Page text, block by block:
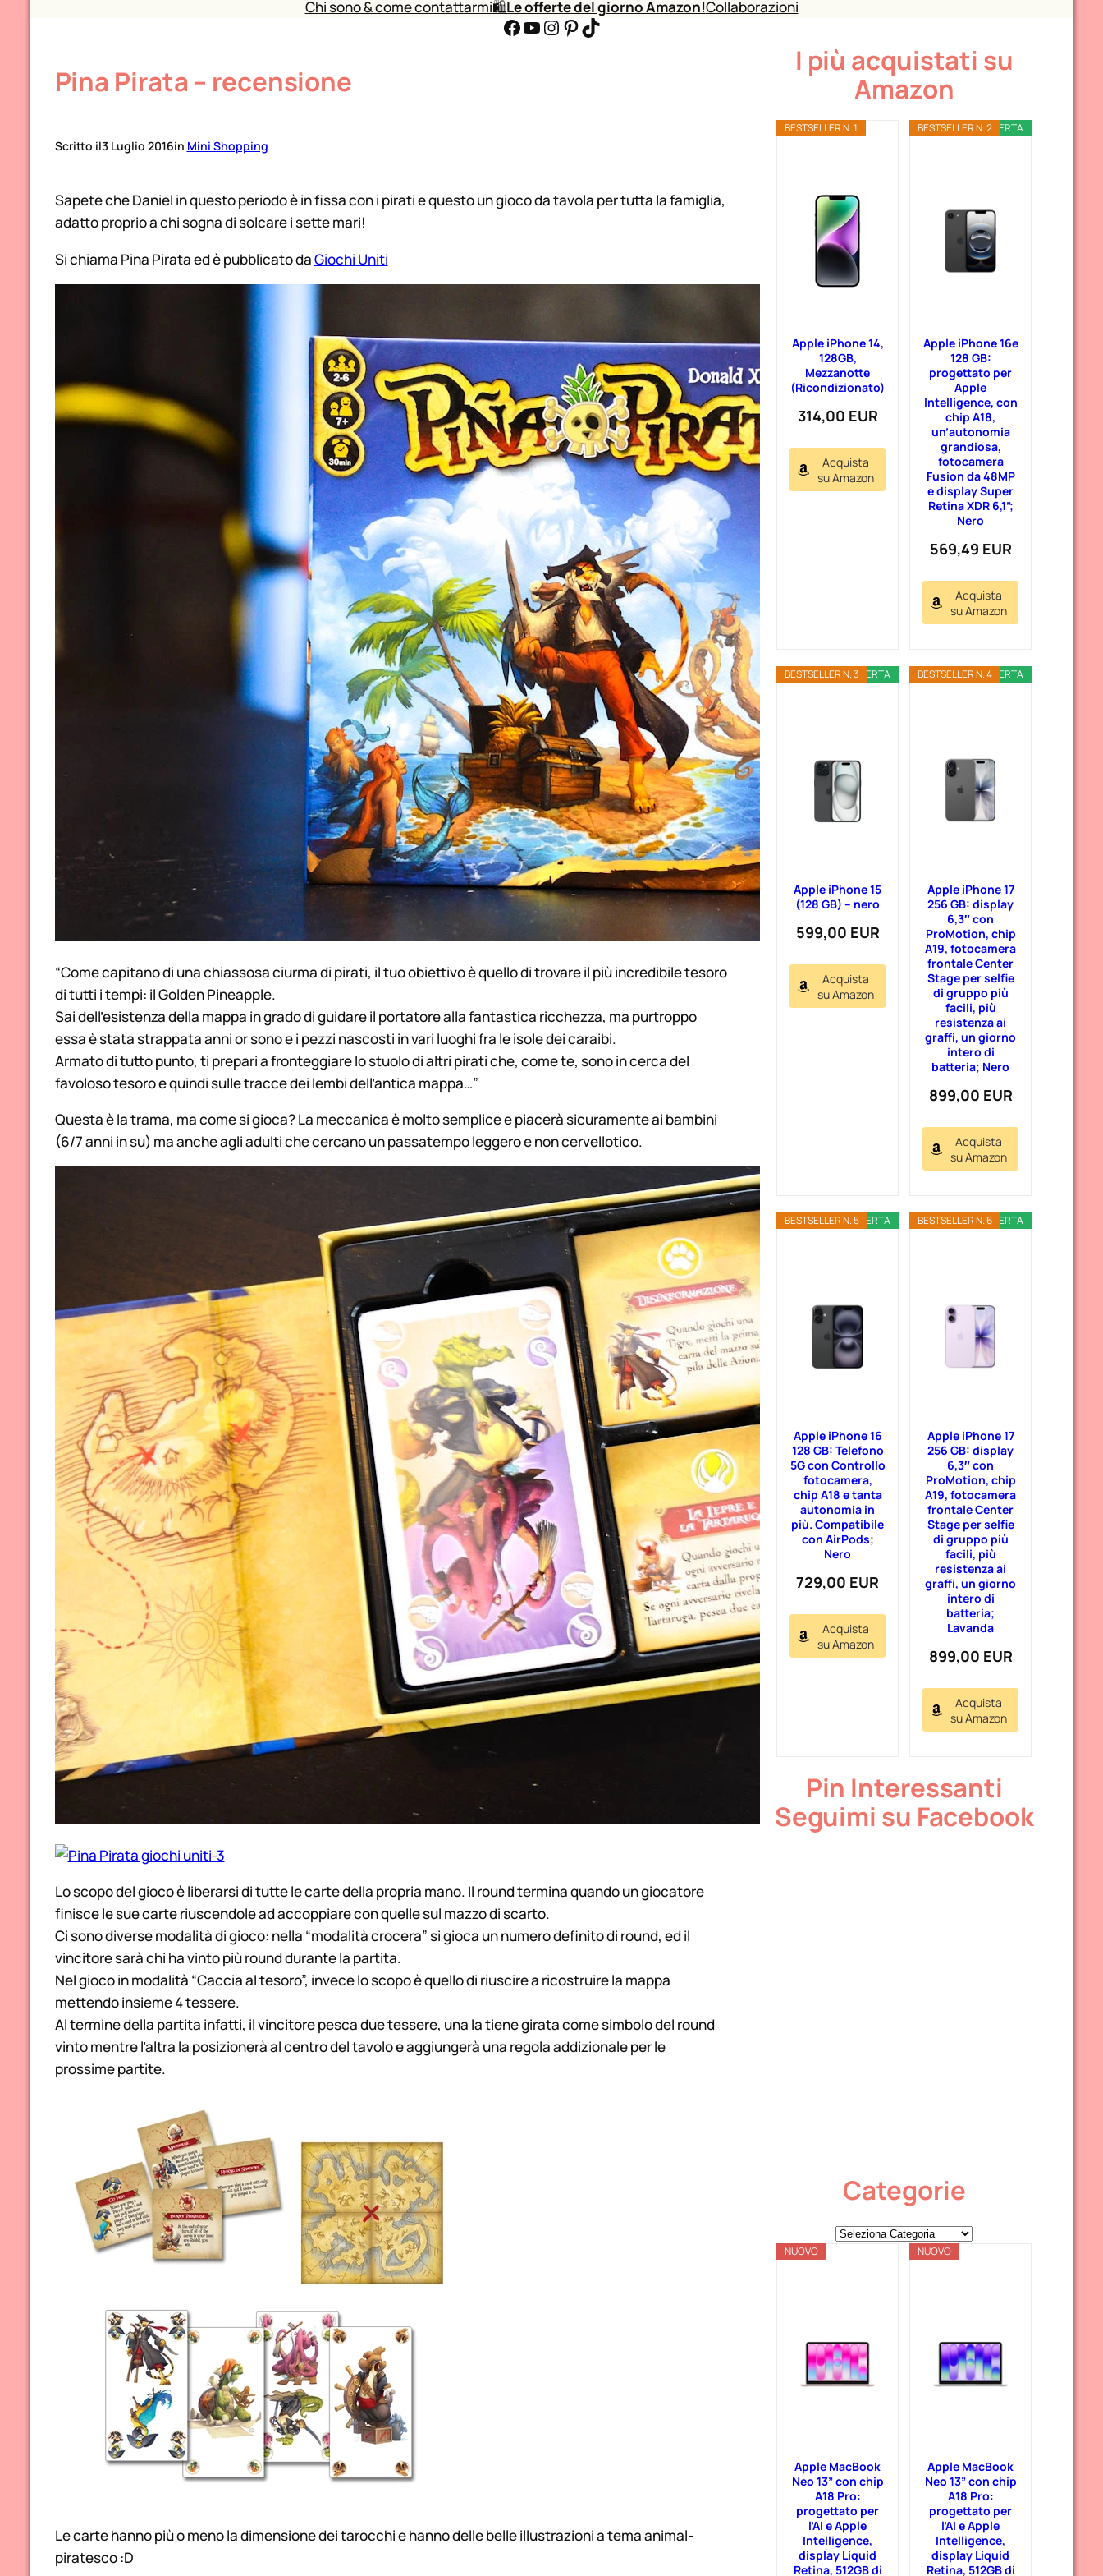
Chi sono & come contattarmi🛍️Le offerte del giorno Amazon!Collaborazioni
Facebook YouTube Instagram Pinterest TikTok
Pina Pirata – recensione
Scritto il3 Luglio 2016in Mini Shopping
Sapete che Daniel in questo periodo è in fissa con i pirati e questo un gioco da tavola per tutta la famiglia,
adatto proprio a chi sogna di solcare i sette mari!
Si chiama Pina Pirata ed è pubblicato daGiochi Uniti
“Come capitano di una chiassosa ciurma di pirati, il tuo obiettivo è quello di trovare il più incredibile tesoro
di tutti i tempi: il Golden Pineapple.
Sai dell’esistenza della mappa in grado di guidare il portatore alla fantastica ricchezza, ma purtroppo
essa è stata strappata anni or sono e i pezzi nascosti in vari luoghi fra le isole dei caraibi.
Armato di tutto punto, ti prepari a fronteggiare lo stuolo di altri pirati che, come te, sono in cerca del
favoloso tesoro e quindi sulle tracce dei lembi dell’antica mappa…”
Questa è la trama, ma come si gioca? La meccanica è molto semplice e piacerà sicuramente ai bambini
(6/7 anni in su) ma anche agli adulti che cercano un passatempo leggero e non cervellotico.
Lo scopo del gioco è liberarsi di tutte le carte della propria mano. Il round termina quando un giocatore
finisce le sue carte riuscendole ad accoppiare con quelle sul mazzo di scarto.
Ci sono diverse modalità di gioco: nella “modalità crocera” si gioca un numero definito di round, ed il
vincitore sarà chi ha vinto più round durante la partita.
Nel gioco in modalità “Caccia al tesoro”, invece lo scopo è quello di riuscire a ricostruire la mappa
mettendo insieme 4 tessere.
Al termine della partita infatti, il vincitore pesca due tessere, una la tiene girata come simbolo del round
vinto mentre l’altra la posizionerà al centro del tavolo e aggiungerà una regola addizionale per le
prossime partite.
Le carte hanno più o meno la dimensione dei tarocchi e hanno delle belle illustrazioni a tema animal-
piratesco :D
I più acquistati su
Amazon
BESTSELLER N. 1
Apple iPhone 14,
128GB,
Mezzanotte
(Ricondizionato)
314,00 EUR
Acquista
su Amazon
OFFERTA
BESTSELLER N. 2
Apple iPhone 16e
128 GB:
progettato per
Apple
Intelligence, con
chip A18,
un’autonomia
grandiosa,
fotocamera
Fusion da 48MP
e display Super
Retina XDR 6,1”;
Nero
569,49 EUR
Acquista
su Amazon
OFFERTA
BESTSELLER N. 3
Apple iPhone 15
(128 GB) – nero
599,00 EUR
Acquista
su Amazon
OFFERTA
BESTSELLER N. 4
Apple iPhone 17
256 GB: display
6,3″ con
ProMotion, chip
A19, fotocamera
frontale Center
Stage per selfie
di gruppo più
facili, più
resistenza ai
graffi, un giorno
intero di
batteria; Nero
899,00 EUR
Acquista
su Amazon
OFFERTA
BESTSELLER N. 5
Apple iPhone 16
128 GB: Telefono
5G con Controllo
fotocamera,
chip A18 e tanta
autonomia in
più. Compatibile
con AirPods;
Nero
729,00 EUR
Acquista
su Amazon
OFFERTA
BESTSELLER N. 6
Apple iPhone 17
256 GB: display
6,3″ con
ProMotion, chip
A19, fotocamera
frontale Center
Stage per selfie
di gruppo più
facili, più
resistenza ai
graffi, un giorno
intero di
batteria;
Lavanda
899,00 EUR
Acquista
su Amazon
Pin Interessanti
Seguimi su Facebook
Categorie
C
o
r
i
NUOVO
Apple MacBook
Neo 13” con chip
A18 Pro:
progettato per
l’AI e Apple
Intelligence,
display Liquid
Retina, 512GB di
NUOVO
Apple MacBook
Neo 13” con chip
A18 Pro:
progettato per
l’AI e Apple
Intelligence,
display Liquid
Retina, 512GB di